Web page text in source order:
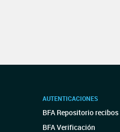
AUTENTICACIONES
BFA Repositorio recibos
BFA Verificación